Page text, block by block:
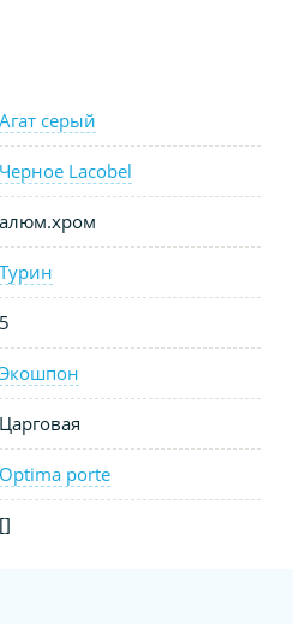
Агат серый
Черное Lacobel
алюм.хром
Турин
5
Экошпон
Царговая
Optima porte
[]